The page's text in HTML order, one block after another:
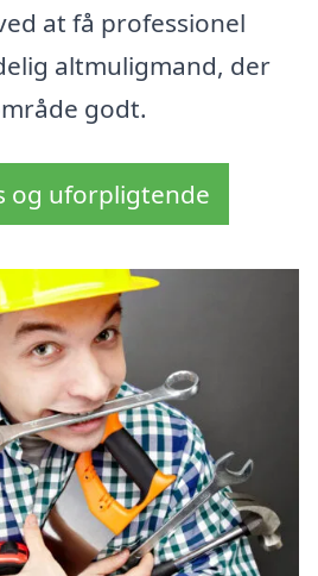
at få professionel
altmuligmand, der
godt.
og uforpligtende